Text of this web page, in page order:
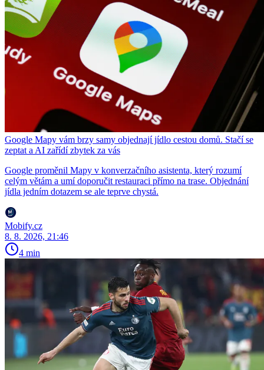
Google Mapy vám brzy samy objednají jídlo cestou domů. Stačí se
zeptat a AI zařídí zbytek za vás
Google proměnil Mapy v konverzačního asistenta, který rozumí
celým větám a umí doporučit restauraci přímo na trase. Objednání
jídla jedním dotazem se ale teprve chystá.
Mobify.cz
8. 8. 2026, 21:46
4 min